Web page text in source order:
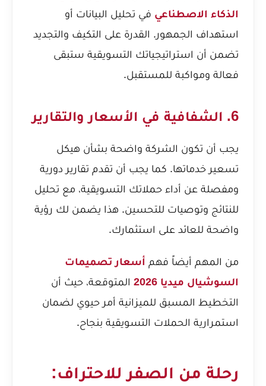
الذكاء الاصطناعي في تحليل البيانات أو
استهداف الجمهور. القدرة على التكيف والتجديد
تضمن أن استراتيجياتك التسويقية ستبقى
فعالة ومواكبة للمستقبل.
6. الشفافية في الأسعار والتقارير
يجب أن تكون الشركة واضحة بشأن هيكل
تسعير خدماتها. كما يجب أن تقدم تقارير دورية
ومفصلة عن أداء حملاتك التسويقية، مع تحليل
للنتائج وتوصيات للتحسين. هذا يضمن لك رؤية
واضحة للعائد على استثمارك.
من المهم أيضاً فهم أسعار تصميمات
السوشيال ميديا 2026
المتوقعة، حيث أن
التخطيط المسبق للميزانية أمر حيوي لضمان
استمرارية الحملات التسويقية بنجاح.
رحلة من الصفر للاحتراف: